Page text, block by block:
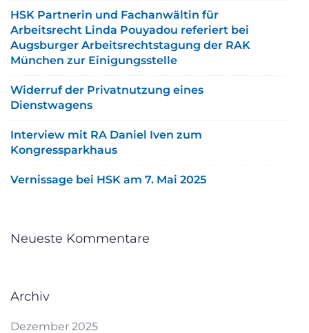
HSK Partnerin und Fachanwältin für
Arbeitsrecht Linda Pouyadou referiert bei
Augsburger Arbeitsrechtstagung der RAK
München zur Einigungsstelle
Widerruf der Privatnutzung eines
Dienstwagens
Interview mit RA Daniel Iven zum
Kongressparkhaus
Vernissage bei HSK am 7. Mai 2025
Neueste Kommentare
Archiv
Dezember 2025